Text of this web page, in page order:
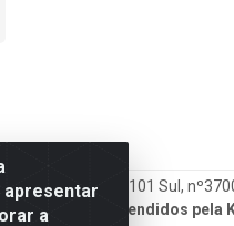
apresentar
a
LTDA - Rod. Br-101 Sul,
Estados atendidos pela